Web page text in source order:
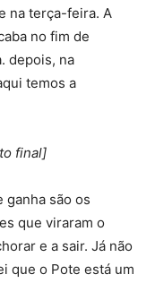
na terça-feira. A
no fim de
depois, na
temos a
final]
ganha são os
que viraram o
e a sair. Já não
que o Pote está um